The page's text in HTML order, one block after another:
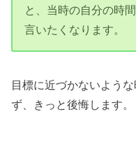
と、当時の自分の時
言いたくなります。
目標に近づかないよう
ず、きっと後悔します。